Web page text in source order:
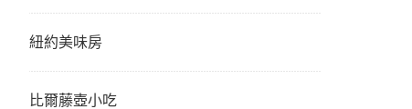
紐約美味房
比爾藤壺小吃